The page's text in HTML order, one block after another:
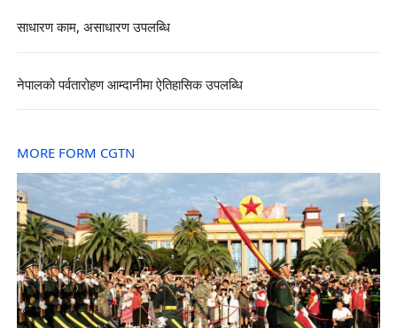
साधारण काम, असाधारण उपलब्धि
नेपालको पर्वतारोहण आम्दानीमा ऐतिहासिक उपलब्धि
MORE FORM CGTN